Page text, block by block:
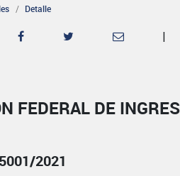
Detalle
|
FEDERAL DE
2021